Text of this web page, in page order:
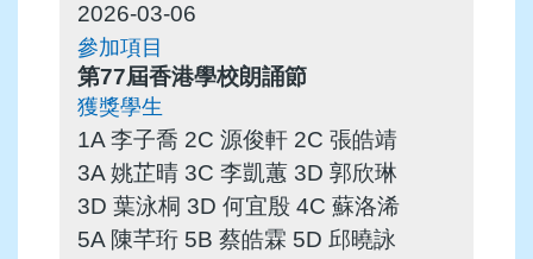
2026-03-06
第77屆香港學校朗誦節
1A 李子喬 2C 源俊軒 2C 張皓靖
3A 姚芷晴 3C 李凱蕙 3D 郭欣琳
3D 葉泳桐 3D 何宜殷 4C 蘇洛浠
5A 陳芊珩 5B 蔡皓霖 5D 邱曉詠